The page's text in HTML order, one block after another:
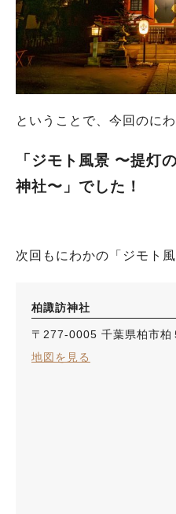
ということで、今回のに
「ジモト風景 〜提灯
神社〜」でした！
次回もにわかの「ジモト
柏諏訪神社
〒277-0005 千葉県柏市柏
地図を見る